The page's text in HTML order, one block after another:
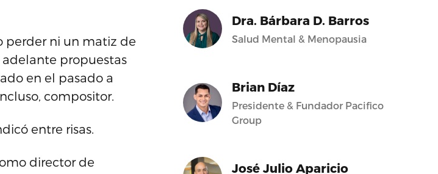
perder ni un matiz de
adelante propuestas
en el pasado a
compositor.
entre risas.
director de
Dra. Bárbara D. Barros
Salud Mental & Menopausia
Brian Díaz
Presidente & Fundador Pacifico
Group
José Julio Aparicio